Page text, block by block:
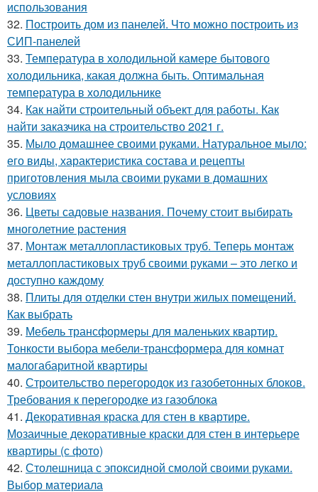
использования
32. Построить дом из панелей. Что можно построить из
СИП-панелей
33. Температура в холодильной камере бытового
холодильника, какая должна быть. Оптимальная
температура в холодильнике
34. Как найти строительный объект для работы. Как
найти заказчика на строительство 2021 г.
35. Мыло домашнее своими руками. Натуральное мыло:
его виды, характеристика состава и рецепты
приготовления мыла своими руками в домашних
условиях
36. Цветы садовые названия. Почему стоит выбирать
многолетние растения
37. Монтаж металлопластиковых труб. Теперь монтаж
металлопластиковых труб своими руками – это легко и
доступно каждому
38. Плиты для отделки стен внутри жилых помещений.
Как выбрать
39. Мебель трансформеры для маленьких квартир.
Тонкости выбора мебели-трансформера для комнат
малогабаритной квартиры
40. Строительство перегородок из газобетонных блоков.
Требования к перегородке из газоблока
41. Декоративная краска для стен в квартире.
Мозаичные декоративные краски для стен в интерьере
квартиры (с фото)
42. Столешница с эпоксидной смолой своими руками.
Выбор материала